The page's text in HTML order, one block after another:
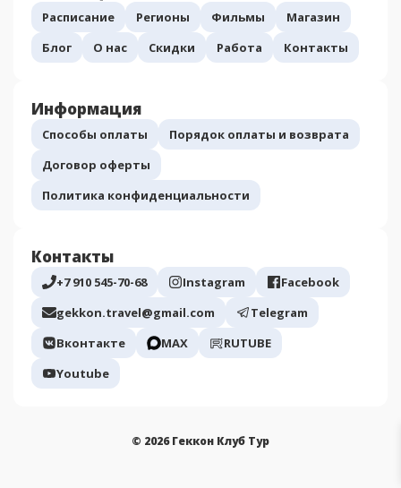
Расписание Регионы Фильмы
Магазин
Блог
О нас Скидки Работа Контакты
Информация
Способы оплаты
Порядок оплаты и возврата
Договор оферты
Политика конфиденциальности
Контакты
+7 910 545-70-68 Instagram
Facebook
gekkon.travel@gmail.com
Telegram
Вконтакте
МАХ
RUTUBE
Youtube
© 2026 Геккон Клуб Тур